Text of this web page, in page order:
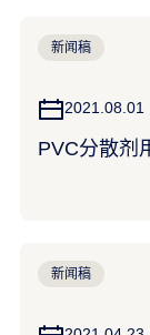
新闻稿
2021.08.01
PVC分散剂
新闻稿